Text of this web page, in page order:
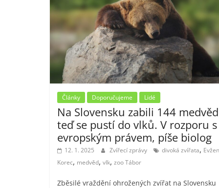
Články Doporučujeme Lidé
Na Slovensku zabili 144
teď se pustí do vlků. V rozporu s
evropským právem, píše biolog
12. 1. 2025 Zvířecí zprávy divoká zvířata, Evžen
Korec, medvěd, vlk, zoo Tábor
Zběsilé vraždění ohrožených zvířat na Slovensku